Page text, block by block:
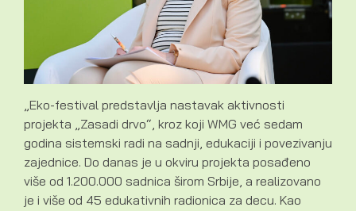
„Eko-festival predstavlja nastavak aktivnosti
projekta „Zasadi drvo“, kroz koji WMG već sedam
godina sistemski radi na sadnji, edukaciji i povezivanju
zajednice. Do danas je u okviru projekta posađeno
više od 1.200.000 sadnica širom Srbije, a realizovano
je i više od 45 edukativnih radionica za decu. Kao